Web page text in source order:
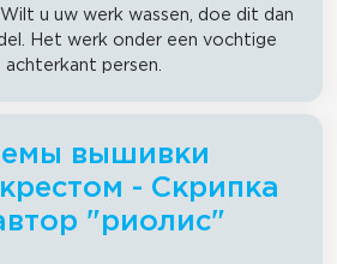
u uw werk wassen, doe dit dan
Het werk onder een vochtige
persen.
вышивки
- Скрипка
"риолис"